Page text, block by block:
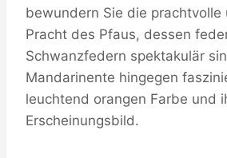
bewundern Sie die prachtvolle
Pracht des Pfaus, dessen
Schwanzfedern spektakulär
Mandarinente hingegen
leuchtend orangen Farbe und
Erscheinungsbild.